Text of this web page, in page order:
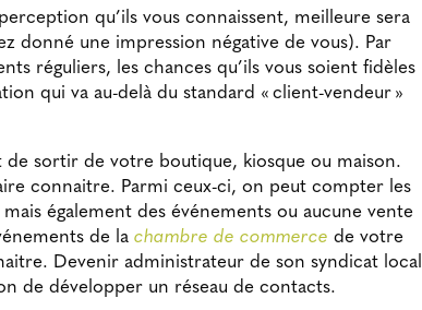
qu’ils vous connaissent, meilleure sera
donné une impression négative de vous). Par
réguliers, les chances qu’ils vous soient fidèles
qui va au-delà du standard « client-vendeur »
sortir de votre boutique, kiosque ou maison.
connaitre. Parmi ceux-ci, on peut compter les
également des événements ou aucune vente
de la chambre de commerce de votre
Devenir administrateur de son syndicat local
de développer un réseau de contacts.